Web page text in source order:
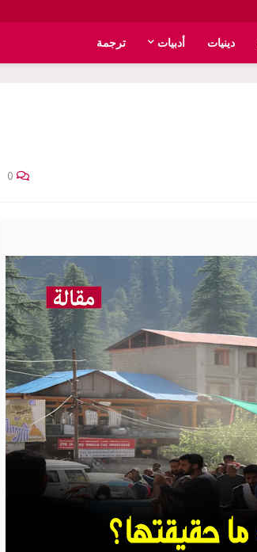
دينيات أدبيات ترجمة
0